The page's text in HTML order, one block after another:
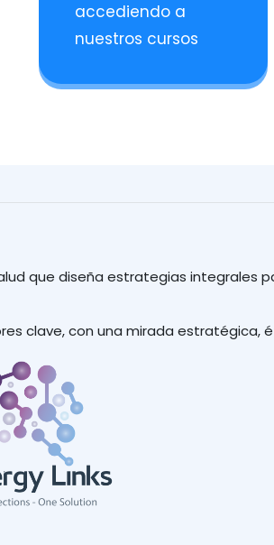
accediendo a
nuestros cursos
que diseña estrategias integrales
clave, con una mirada estratégica,